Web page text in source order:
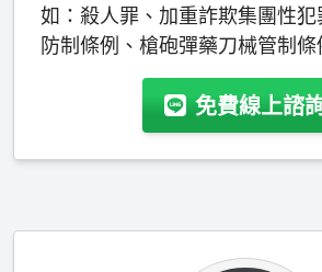
如：殺人罪、加重詐欺集團性
防制條例、槍砲彈藥刀械管制條
免費線上諮